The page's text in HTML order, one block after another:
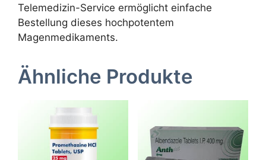
Telemedizin-Service ermöglicht einfache
Bestellung dieses hochpotentem
Magenmedikaments.
Ähnliche Produkte